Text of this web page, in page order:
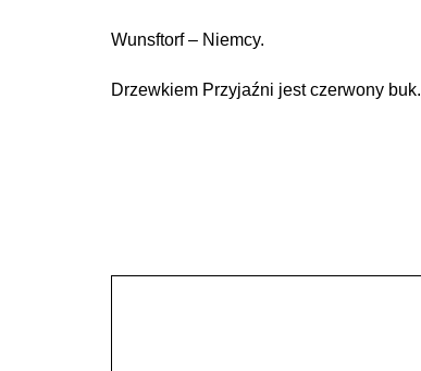
Wunsftorf – Niemcy.
Drzewkiem Przyjaźni jest czerwony buk.